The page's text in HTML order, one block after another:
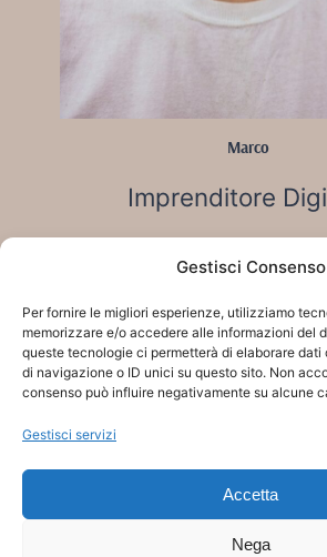
Gestisci Consenso
Per fornire le migliori esperienze, utilizziamo
memorizzare e/o accedere alle informazioni del
queste tecnologie ci permetterà di elaborare dati
di navigazione o ID unici su questo sito. Non
consenso può influire negativamente su alcune
Gestisci servizi
Accetta
Nega
Marco
Imprenditore
Cristoforo
Vedi la
Assistenza24oresu24